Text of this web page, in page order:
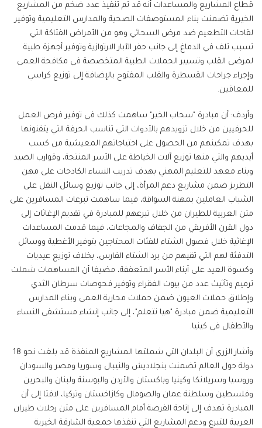
قطاع المشاريع والمساعدات أنه قد تم تنفيذ عدد ضخم من المشاريع
الخيرية تضمنت بناء المستوصفات الصحية والمدارس التعليمية وتوفير
لقاحات التطعيم ضد مرض السحائي وهو من الأمراض الفتاكة التي
تسبب تلف في الدماغ إلى جانب حفر الآبار الارتوازية وتوفير أجهزة طبية
لمرضى القلب وتسيير الحملات الطبية المتخصصة في مكافحة العمى
وإجراء جراحات القسطرة والقلب المفتوح بالإضافة إلى توزيع كراسي
للمعاقين.
وأردف: أن مبادرة "سحاب الخير" ساهمت كذلك في توفير فرص العمل
للحرفيين من خلال تزويدهم بالأدوات التي تناسب الحرفة التي يتقنونها
بهدف تمكينهم من الحصول على احتياجاتهم المعيشية من كسب
أيديهم والتي منها توزيع آلات الخياطة على الأسر المنتجة، وقوارب الصيد
وبناء معهد للتعليم المهني بهدف تدريب النساء الكادحات على مهن
التطريز ضمن مشاريع دعم المرأة، إلى جانب توزيع وسائل النقل على
الشباب العاملين بمهنة السواقة، فيما ساهمت تبرعات المسافرين على
متن العربية للطيران من خلال تبرعهم للمبادرة في تقديم الإغاثات إلى
دول القرن الأفريقي من الجفاف والمجاعات، فيما قدمت المساعدات
الإغاثية خلال فصول الشتاء للفئات المحتاجين بتوفير الأغطية ووسائل
التدفئة لهم التي تقيهم من برد الشتاء القارس، بخلاف توزيع عيديات
وكسوة العيد على أبناء الأسر المتعففة، مضيفا أن المساهمات شملت
ترميم وتأثيث عدد من بيوت الفقراء وتوفير فحوصات سرطان الثدي
وإطلاق حملات العيون ضمن حملات محاربة العمى وبناء المدارس
التعليمية ضمن مبادرة "هيا نتعلم"، إلى جانب إنشاء مستشفى النساء
والأطفال في كينيا.
وأشار الزري أن البلدان التي شملتها المشاريع المنفذة قد بلغت نحو 18
دولة حول العالم تضمنت بنجلاديش والنيبال وسوريا ومصر والسودان
وروسيا وسريلانكا وكينيا وباكستان والأردن والبوسنة ولبنان والبحرين
وفلسطين وسلطنة عمان والصومال وكازاخستان وتركيا، لافتا إلى أن
المبادرة تهدف إلى إتاحة الفرصة أمام المسافرين على متن رحلات طيران
العربية للتبرع ودعم المشاريع التي تنفذها جمعية الشارقة الخيرية